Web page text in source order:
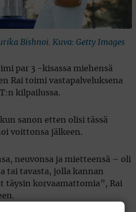
Bishnoi. Kuva: Getty Images
par 3 -kisassa miehensä
Rai toimi vastapalveluksena
kilpailussa.
sanon etten olisi tässä
voittonsa jälkeen.
neuvonsa ja mietteensä – oli
tai tavasta, jolla kannan
täysin korvaamattomia”, Rai